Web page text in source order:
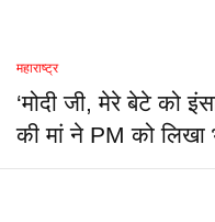
महाराष्ट्र
‘मोदी जी, मेरे बेटे को
की मां ने PM को लिखा